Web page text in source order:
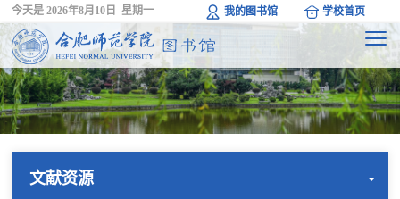
今天是 2026年8月10日 星期一 我的图书馆 学校首页
文献资源